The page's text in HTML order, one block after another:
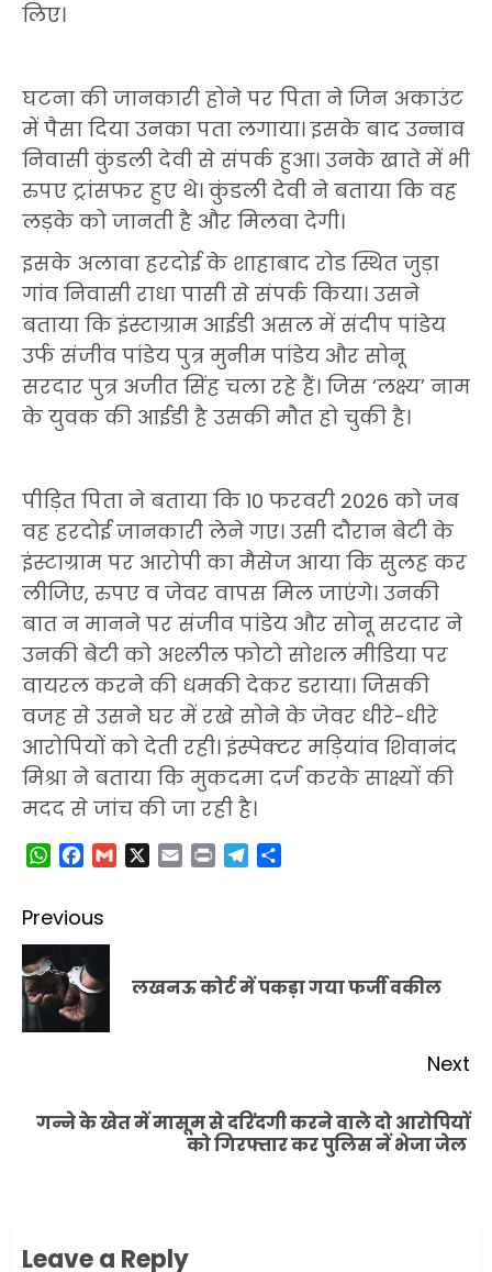
लिए।
घटना की जानकारी होने पर पिता ने जिन अकाउंट
में पैसा दिया उनका पता लगाया। इसके बाद उन्नाव
निवासी कुंडली देवी से संपर्क हुआ। उनके खाते में भी
रुपए ट्रांसफर हुए थे। कुंडली देवी ने बताया कि वह
लड़के को जानती है और मिलवा देगी।
इसके अलावा हरदोई के शाहाबाद रोड स्थित जुड़ा
गांव निवासी राधा पासी से संपर्क किया। उसने
बताया कि इंस्टाग्राम आईडी असल में संदीप पांडेय
उर्फ संजीव पांडेय पुत्र मुनीम पांडेय और सोनू
सरदार पुत्र अजीत सिंह चला रहे हैं। जिस ‘लक्ष्य’ नाम
के युवक की आईडी है उसकी मौत हो चुकी है।
पीड़ित पिता ने बताया कि 10 फरवरी 2026 को जब
वह हरदोई जानकारी लेने गए। उसी दौरान बेटी के
इंस्टाग्राम पर आरोपी का मैसेज आया कि सुलह कर
लीजिए, रुपए व जेवर वापस मिल जाएंगे। उनकी
बात न मानने पर संजीव पांडेय और सोनू सरदार ने
उनकी बेटी को अश्लील फोटो सोशल मीडिया पर
वायरल करने की धमकी देकर डराया। जिसकी
वजह से उसने घर में रखे सोने के जेवर धीरे-धीरे
आरोपियों को देती रही। इंस्पेक्टर मड़ियांव शिवानंद
मिश्रा ने बताया कि मुकदमा दर्ज करके साक्ष्यों की
मदद से जांच की जा रही है।
WhatsApp
Facebook
Gmail EmailPrint Telegram
Post
navigation
Previous
लखनऊ कोर्ट में पकड़ा गया फर्जी वकील
Next
Next
गन्ने के खेत में मासूम से दरिंदगी करने वाले दो आरोपियों
को गिरफ्तार कर पुलिस नें भेजा जेल
Leave a Reply